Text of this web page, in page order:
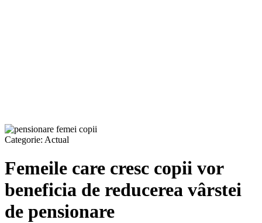
Categorie: Actual
Femeile care cresc copii vor
beneficia de reducerea vârstei
de pensionare